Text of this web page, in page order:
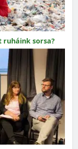
ruháink sorsa?